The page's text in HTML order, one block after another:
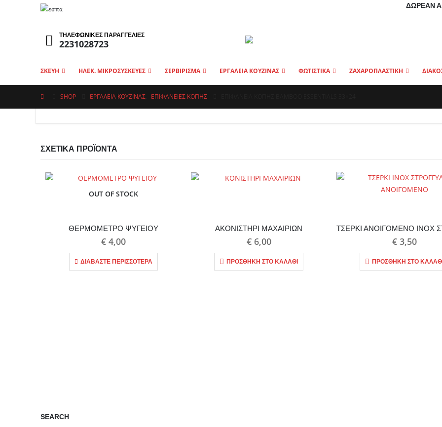
ΔΩΡΕΆΝ
ΤΗΛΕΦΩΝΙΚΕΣ ΠΑΡΑΓΓΕΛΙΕΣ
2231028723
ΣΚΕΥΗ ΗΛΕΚ. ΜΙΚΡΟΣΥΣΚΕΥΕΣ ΣΕΡΒΙΡΙΣΜΑ ΕΡΓΑΛΕΙΑ ΚΟΥΖΙΝΑΣ ΦΩΤΙΣΤΙΚΑ ΖΑΧΑΡΟΠΛΑΣΤΙΚΗ
SHOP ΕΡΓΑΛΕΙΑ ΚΟΥΖΙΝΑΣ ΕΠΙΦΆΝΕΙΕΣ ΚΟΠΉΣ
ΣΧΕΤΙΚΆ ΠΡΟΪΌΝΤΑ
OUT OF STOCK
ΘΕΡΜΟΜΕΤΡΟ ΨΥΓΕΙΟΥ
€4,00
ΔΙΑΒΆΣΤΕ ΠΕΡΙΣΣΌΤΕΡΑ
ΑΚΟΝΙΣΤΗΡΙ ΜΑΧΑΙΡΙΩΝ
€6,00
ΠΡΟΣΘΉΚΗ ΣΤΟ ΚΑΛΆΘΙ
€3,50
ΠΡΟΣΘΉΚΗ ΣΤΟ
SEARCH